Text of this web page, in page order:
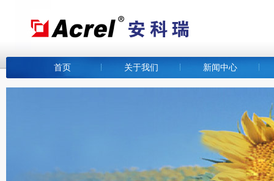
首页 关于我们 新闻中心